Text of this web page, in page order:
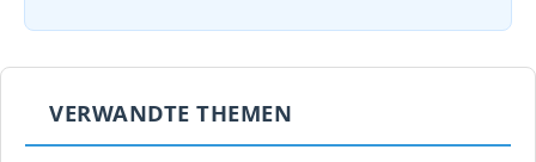
VERWANDTE THEMEN